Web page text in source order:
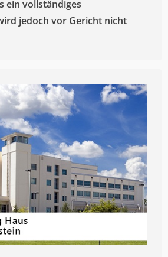
ein vollständiges
jedoch vor Gericht nicht